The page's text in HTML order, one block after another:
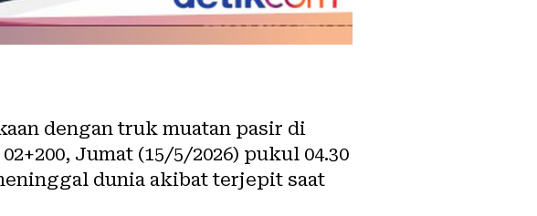
dengan truk muatan pasir di
Jumat (15/5/2026) pukul 04.30
dunia akibat terjepit saat